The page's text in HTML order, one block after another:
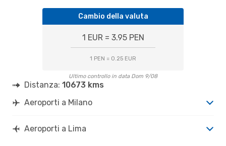
Cambio della valuta
1 EUR = 3.95 PEN
1 PEN = 0.25 EUR
Ultimo controllo in data Dom 9/08
Distanza: 10673 kms
Aeroporti a Milano
Aeroporti a Lima